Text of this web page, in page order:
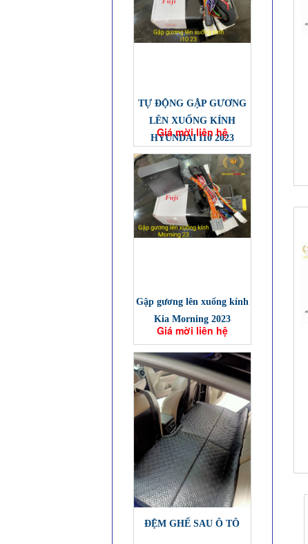
TỰ ĐỘNG GẬP GƯƠNG
LÊN XUỐNG KÍNH
HYUNDAI I10 2023
Giá mời liên hệ
Gập gương lên xuống kính
Kia Morning 2023
Giá mời liên hệ
ĐỆM GHẾ SAU Ô TÔ